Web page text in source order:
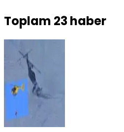
Toplam 23haber